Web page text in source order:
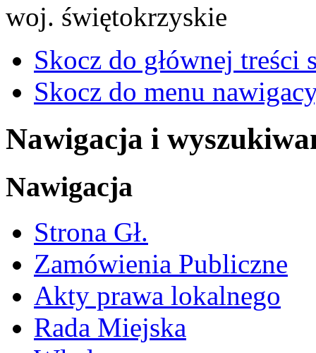
woj. świętokrzyskie
Skocz do głównej treści
Skocz do menu
Nawigacja i
Nawigacja
Strona Gł.
Zamówienia Publiczne
Akty prawa lokalnego
Rada Miejska